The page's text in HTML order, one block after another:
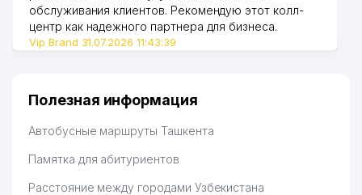
обслуживания клиентов. Рекомендую этот колл-
центр как надежного партнера для бизнеса.
Vip Brand 31.07.2026 11:43:39
Полезная информация
Автобусные маршруты Ташкента
Памятка для абитуриентов
Расстояние между городами Узбекистана